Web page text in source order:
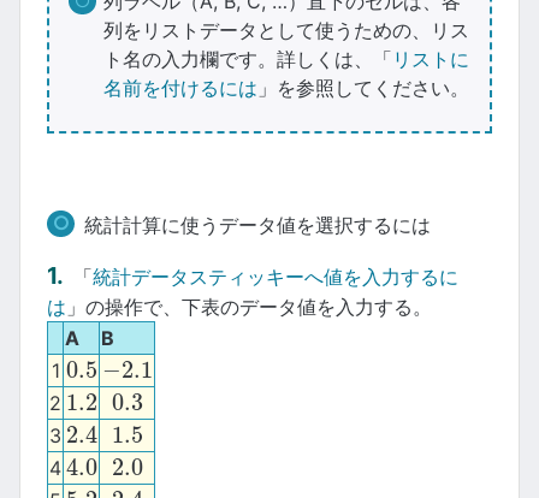
列をリストデータとして使うための、リス
ト名の入力欄です。詳しくは、「 リストに
名前を付けるには 」を参照してください。
統計計算に使うデータ値を選択するには
「統計データスティッキーへ値を入力するに
は 」の操作で、下表のデータ値を入力する。
A
B
1 0.5
0.5 −2.1
−2.1
2 1.2
1.2 0.3
0.3
3 2.4
2.4 1.5
1.5
4 4.0
4.0 2.0
2.0